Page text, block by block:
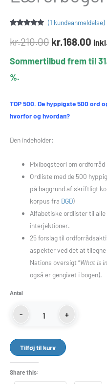
som5.00
ud af 5
kundebedømmelse
(1 kundeanmeldelse)
kr.210.00 kr.168.00
Sommertilbud frem til
%.
TOP 500. De hyppigste 500 ord
hvorfor og hvordan?
Den indeholder:
Pixibogsteori om
Ordliste med de 500
på baggrund af skriftligt
korpus fra DGD)
Alfabetiske ordlister til
interjektioner.
25 forslag til
aspekter ved det at
Nations oversigt “What is
også er gengivet i bogen).
Antal
Tilføj til kurv
Share this: